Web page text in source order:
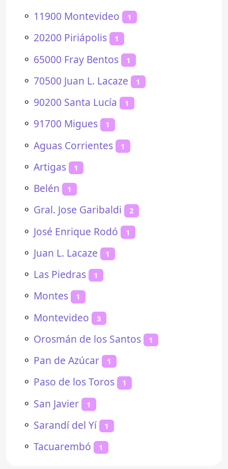
⚬ 11900 Montevideo 1
⚬ 20200 Piriápolis 1
⚬ 65000 Fray Bentos 1
⚬ 70500 Juan L. Lacaze 1
⚬ 90200 Santa Lucía 1
⚬ 91700 Migues 1
⚬ Aguas Corrientes 1
⚬ Artigas 1
⚬ Belén 1
⚬ Gral. Jose Garibaldi 2
⚬ José Enrique Rodó 1
⚬ Juan L. Lacaze 1
⚬ Las Piedras 1
⚬ Montes 1
⚬ Montevideo 3
⚬ Orosmán de los Santos 1
⚬ Pan de Azúcar 1
⚬ Paso de los Toros 1
⚬ San Javier 1
⚬ Sarandí del Yí 1
⚬ Tacuarembó 1